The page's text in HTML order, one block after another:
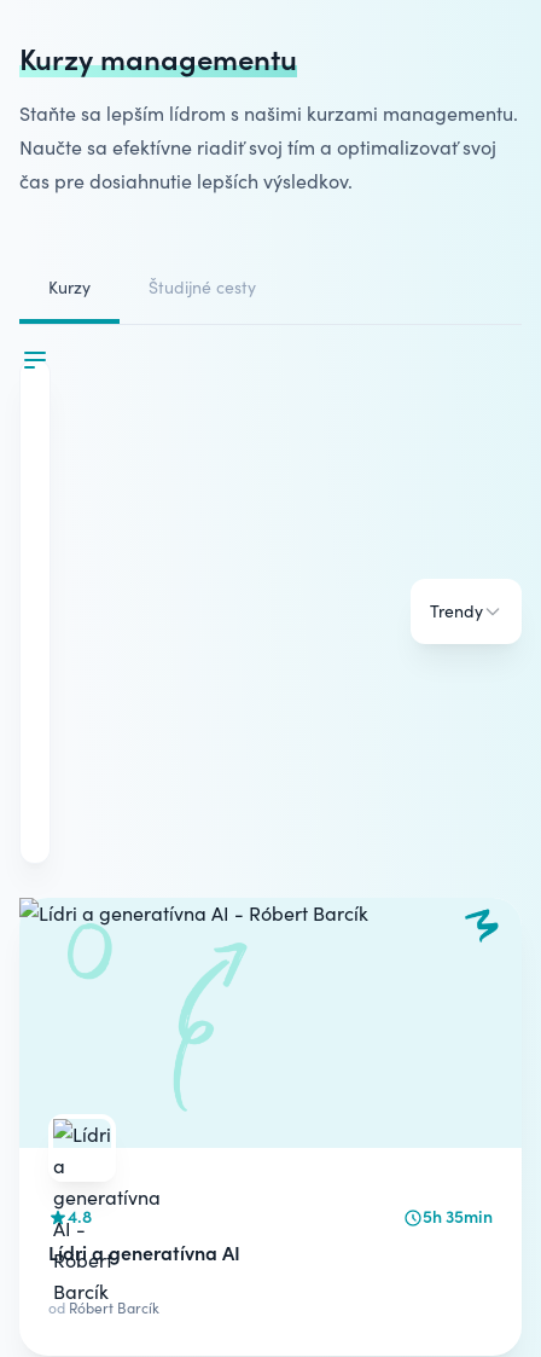
Kurzy managementu
Staňte sa lepším lídrom s našimi kurzami managementu.
Naučte sa efektívne riadiť svoj tím a optimalizovať svoj
čas pre dosiahnutie lepších výsledkov.
Kurzy Študijné cesty
Trendy
4.8 5h 35min
Lídri a generatívna AI
od Róbert Barcík